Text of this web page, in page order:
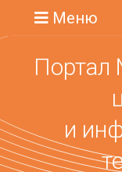
Меню
Портал
и